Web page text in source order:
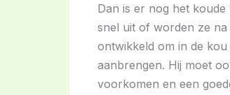
Dan is er nog het
snel uit of worden ze
ontwikkeld om in de
aanbrengen. Hij moet
voorkomen en een